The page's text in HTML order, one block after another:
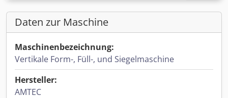
Daten zur Maschine
Maschinenbezeichnung:
Vertikale Form-, Füll-, und Siegelmaschine
Hersteller:
AMTEC